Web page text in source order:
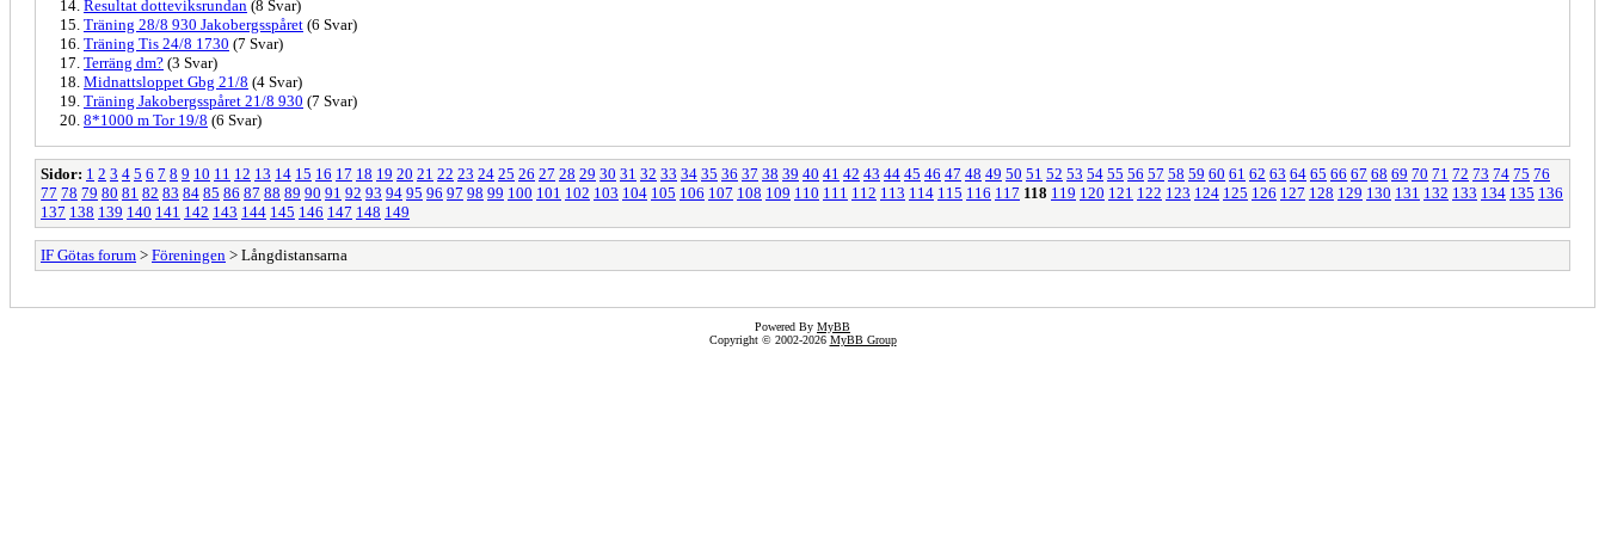
Resultat dotteviksrundan (8 Svar)
Träning 28/8 930 Jakobergsspåret (6 Svar)
Träning Tis 24/8 1730 (7 Svar)
Terräng dm? (3 Svar)
Midnattsloppet Gbg 21/8 (4 Svar)
Träning Jakobergsspåret 21/8 930 (7 Svar)
8*1000 m Tor 19/8 (6 Svar)
Sidor: 1 2 3 4 5 6 7 8 9 10 11 12 13 14 15 16 17 18 19 20 21 22 23 24 25 26 27 28 29 30 31 32 33 34 35 36 37 38 39 40 41 42 43 44 45 46 47 48 49 50 51 52 53 54 55 56 57 58 59 60 61 62 63 64 65 66 67 68 69 70 71 72 73 74 75 76
77 78 79 80 81 82 83 84 85 86 87 88 89 90 91 92 93 94 95 96 97 98 99 100 101 102 103 104 105 106 107 108 109 110 111 112 113 114 115 116 117 118 119 120 121 122 123 124 125 126 127 128 129 130 131 132 133 134 135 136
137 138 139 140 141 142 143 144 145 146 147 148 149
IF Götas forum > Föreningen > Långdistansarna
Powered By MyBB
Copyright © 2002-2026 MyBB Group